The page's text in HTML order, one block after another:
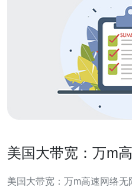
美国大带宽：万m
美国大带宽：万m高速网络无限畅通 美国作为